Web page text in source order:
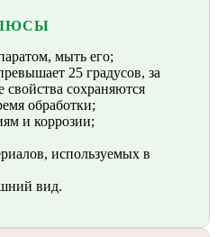
мыть его;
25 градусов, за
свойства сохраняются
обработки;
и коррозии;
используемых в
вид.